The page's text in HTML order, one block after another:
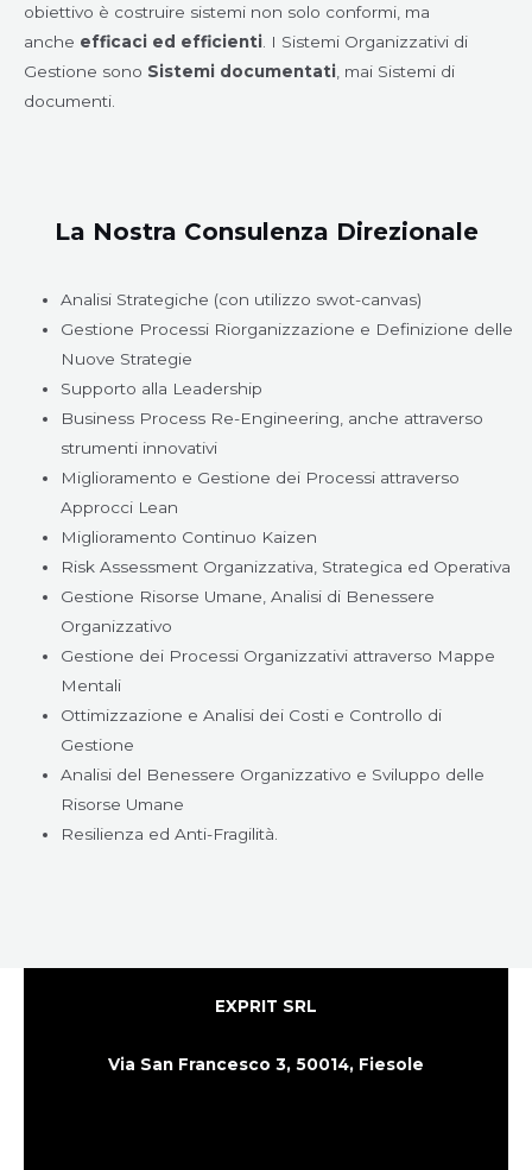
obiettivo è costruire sistemi non solo conformi, ma
anche efficaci ed efficienti . I Sistemi Organizzativi di
Gestione sono Sistemi documentati , mai Sistemi di
documenti.
La Nostra Consulenza Direzionale
Analisi Strategiche (con utilizzo swot-canvas)
Gestione Processi Riorganizzazione e Definizione delle
Nuove Strategie
Supporto alla Leadership
Business Process Re-Engineering, anche attraverso
strumenti innovativi
Miglioramento e Gestione dei Processi attraverso
Approcci Lean
Miglioramento Continuo Kaizen
Risk Assessment Organizzativa, Strategica ed Operativa
Gestione Risorse Umane, Analisi di Benessere
Organizzativo
Gestione dei Processi Organizzativi attraverso Mappe
Mentali
Ottimizzazione e Analisi dei Costi e Controllo di
Gestione
Analisi del Benessere Organizzativo e Sviluppo delle
Risorse Umane
Resilienza ed Anti-Fragilità.
EXPRIT SRL
Via San Francesco 3, 50014, Fiesole